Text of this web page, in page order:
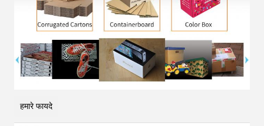
हमारे फायदे